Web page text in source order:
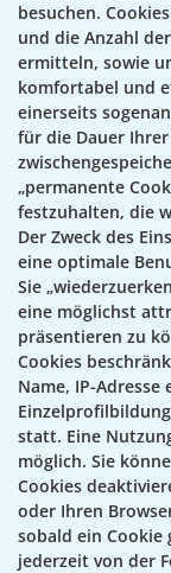
besuchen.
und die Anzahl
ermitteln, sowie
komfortabel und
einerseits
für die Dauer
„permanente
festzuhalten, die
Der Zweck des
eine optimale
Sie
eine möglichst
präsentieren zu
Cookies
Name, IP-
statt. Eine
möglich. Sie
Cookies
oder Ihren
sobald ein Cookie
jederzeit von der